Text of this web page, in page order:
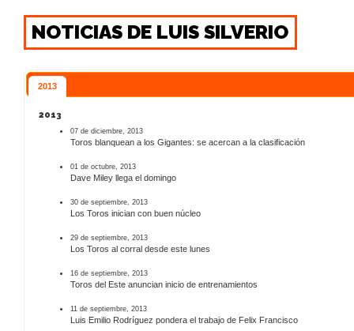
NOTICIAS DE LUIS SILVERIO
2013
2013
07 de diciembre, 2013
Toros blanquean a los Gigantes: se acercan a la clasificación
01 de octubre, 2013
Dave Miley llega el domingo
30 de septiembre, 2013
Los Toros inician con buen núcleo
29 de septiembre, 2013
Los Toros al corral desde este lunes
16 de septiembre, 2013
Toros del Este anuncian inicio de entrenamientos
11 de septiembre, 2013
Luis Emilio Rodríguez pondera el trabajo de Felix Francisco